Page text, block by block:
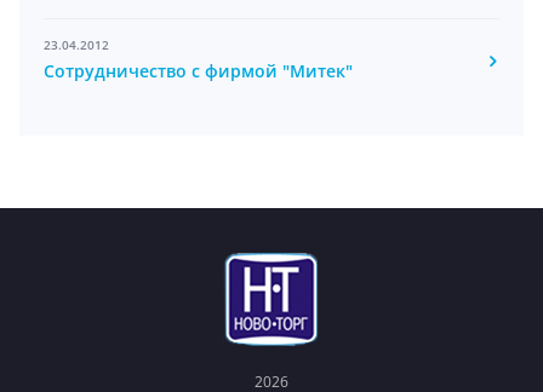
23.04.2012
Сотрудничество с фирмой "Митек"
2026